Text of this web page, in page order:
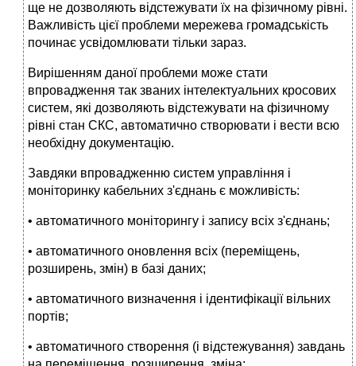
ще не дозволяють відстежувати їх на фізичному рівні.
Важливість цієї проблеми мережева громадськість
починає усвідомлювати тільки зараз.
Вирішенням даної проблеми може стати
впровадження так званих інтелектуальних кросових
систем, які дозволяють відстежувати на фізичному
рівні стан СКС, автоматично створювати і вести всю
необхідну документацію.
Завдяки впровадженню систем управління і
моніторинку кабельних з'єднань є можливість:
• автоматичного моніторингу і запису всіх з'єднань;
• автоматичного оновлення всіх (переміщень,
розширень, змін) в базі даних;
• автоматичного визначення і ідентифікації вільних
портів;
• автоматичного створення (і відстежування) завдань